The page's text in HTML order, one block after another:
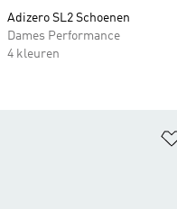
Adizero SL2 Schoenen
Dames Performance
4 kleuren